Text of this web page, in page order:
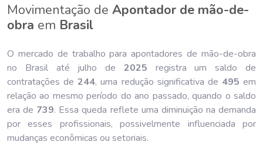
Movimentação de Apontador de mão-de-
obra em Brasil
O mercado de trabalho para apontadores de mão-de-obra
no Brasil até julho de 2025 registra um saldo de
contratações de244, uma redução significativa de 495 em
relação ao mesmo período do ano passado, quando o saldo
era de 739. Essa queda reflete uma diminuição na demanda
por esses profissionais, possivelmente influenciada por
mudanças econômicas ou setoriais.